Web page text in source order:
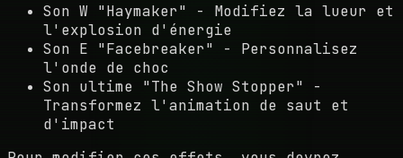
Son W "Haymaker" - Modifiez la lueur et
l'explosion d'énergie
Son E "Facebreaker" - Personnalisez
l'onde de choc
Son ultime "The Show Stopper" -
Transformez l'animation de saut et
d'impact